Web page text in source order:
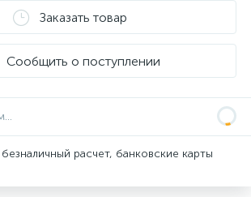
Заказать товар
Сообщить о поступлении
расчет, банковские карты